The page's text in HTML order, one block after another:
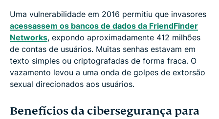
Uma vulnerabilidade em 2016 permitiu que invasores
acessassem os bancos de dados da FriendFinder
Networks, expondo aproximadamente 412 milhões
de contas de usuários. Muitas senhas estavam em
texto simples ou criptografadas de forma fraca. O
vazamento levou a uma onda de golpes de extorsão
sexual direcionados aos usuários.
Benefícios da cibersegurança para